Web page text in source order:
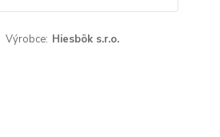
Výrobce: Hiesbök s.r.o.